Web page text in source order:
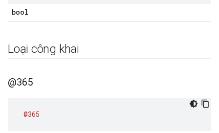
bool
Loại công khai
@365
@365